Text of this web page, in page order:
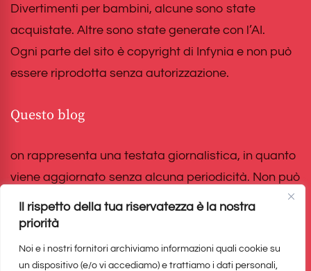
Il rispetto della tua riservatezza è la nostra
priorità
Noi e i nostri fornitori archiviamo informazioni quali cookie su
un dispositivo (e/o vi accediamo) e trattiamo i dati personali,
Divertimenti per bambini, alcune sono state
acquistate. Altre sono state generate con l’AI.
Ogni parte del sito è copyright di Infynia e non può
essere riprodotta senza autorizzazione.
Questo blog
on rappresenta una testata giornalistica, in quanto
viene aggiornato senza alcuna periodicità. Non può
pertanto considerarsi un prodotto editoriale ai
sensi della legge n. 62 del 7/03/2001.
Il network di